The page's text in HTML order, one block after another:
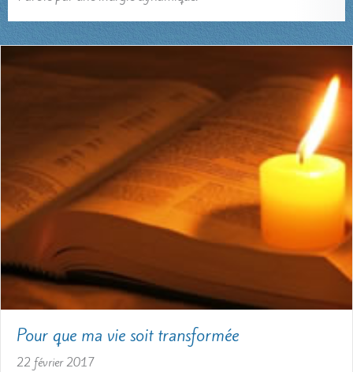
Pour que ma vie soit transformée
22 février 2017